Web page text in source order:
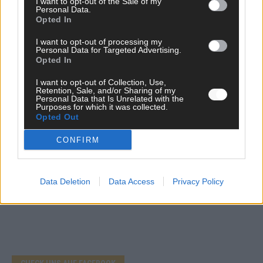
Personal Data.
Opted In
I want to opt-out of processing my
Personal Data for Targeted Advertising.
Opted In
I want to opt-out of Collection, Use,
Retention, Sale, and/or Sharing of my
Personal Data that Is Unrelated with the
Purposes for which it was collected.
Opted Out
CONFIRM
Data Deletion Data Access Privacy Policy